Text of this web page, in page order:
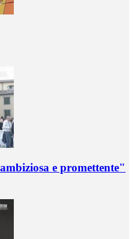
e promettente"